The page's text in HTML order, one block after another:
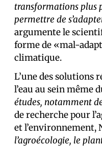
transformations plus
permettre de
argumente le
forme de «mal-
climatique.
L’une des solutions
l’eau au sein même
études, notamment
de recherche pour
et l’environnement,
l’agroécologie, le